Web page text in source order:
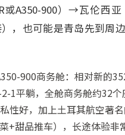
或A350-900）→瓦伦西
，也可能是青岛先到周
900商务舱：相对新的
1平躺，全舱商务舱约32
性好，加上土耳其航空著
+甜品推车），长途体验非